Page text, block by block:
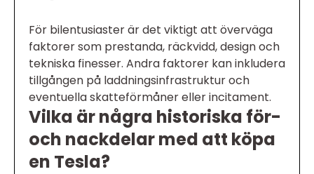
För bilentusiaster är det viktigt att överväga
faktorer som prestanda, räckvidd, design och
tekniska finesser. Andra faktorer kan inkludera
tillgången på laddningsinfrastruktur och
eventuella skatteförmåner eller incitament.
Vilka är några historiska för-
och nackdelar med att köpa
en Tesla?